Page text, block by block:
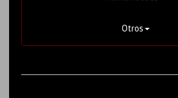
Otros